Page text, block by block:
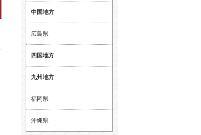
中国地方
広島県
四国地方
九州地方
福岡県
沖縄県